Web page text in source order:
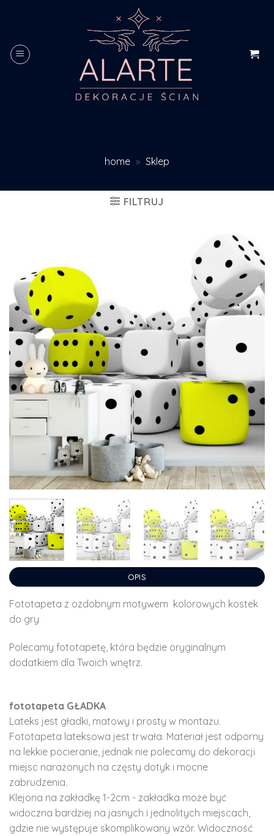
home » Sklep
FILTRUJ
OPIS
Fototapeta z ozdobnym motywem kolorowych kostek
do gry
Polecamy fototapetę, która będzie oryginalnym
dodatkiem dla Twoich wnętrz.
fototapeta GŁADKA
Lateks jest gładki, matowy i prosty w montażu.
Fototapeta lateksowa jest trwała. Materiał jest odporny
na lekkie pocieranie, jednak nie polecamy do dekoracji
miejsc narażonych na częsty dotyk i mocne
zabrudzenia.
Klejona na zakładkę 1-2cm - zakładka może być
widoczna bardziej na jasnych i jednolitych miejscach,
gdzie nie występuje skomplikowany wzór. Widoczność